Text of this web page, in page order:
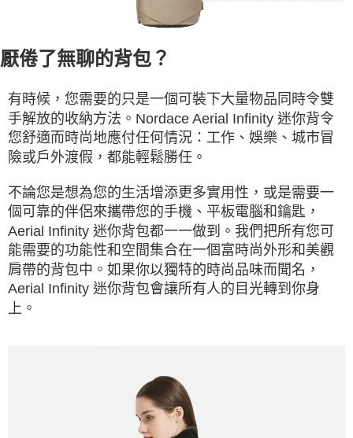
厭倦了無聊的背包？
有時候，您需要的只是一個可裝下大量物品同時令雙
手解放的收納方法。Nordace Aerial Infinity 迷你背令
您舒適而時尚地應付任何情況：工作、娛樂、城市冒
險或戶外渡假，都能輕鬆勝任。
不論您是想為您的生活增添更多實用性，或是需要一
個可靠的伴侶來攜帶您的手機、平板電腦和鑰匙，
Aerial Infinity 迷你背包都一一做到。我們把所有您可
能需要的功能性和空間集合在一個富時尚外形和美觀
肩帶的背包中。如果你以獨特的時尚品味而聞名，
Aerial Infinity 迷你背包會讓所有人的目光轉到你身
上。